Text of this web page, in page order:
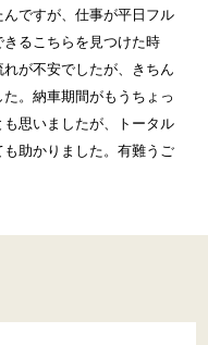
ですが、仕事が平日フル
るこちらを見つけた時
が不安でしたが、きちん
。納車期間がもうちょっ
思いましたが、トータル
助かりました。有難うご